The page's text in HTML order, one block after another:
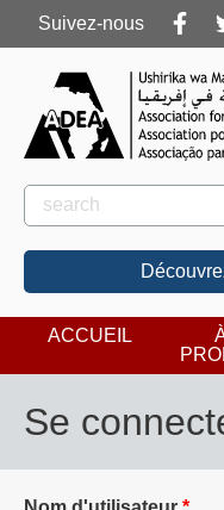
Follow
us
Suivez-nous
Rechercher
Rechercher
ACCUEIL
Se